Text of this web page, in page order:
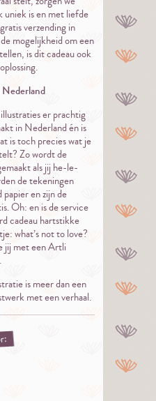
uniek is en met liefde
verzending in
mogelijkheid om een
is dit cadeau ook
er prachtig
in Nederland én is
is toch precies wat je
Zo wordt de
als jij he-le-
de tekeningen
en zijn de
Oh: en is de service
cadeau hartstikke
what’s not to love?
jij met een Artli
is meer dan een
met een verhaal.